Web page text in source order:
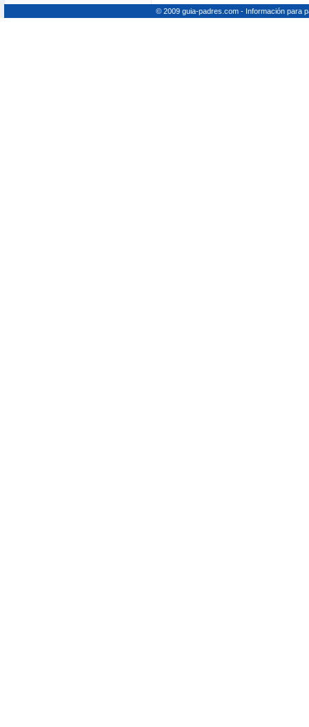
© 2009 guia-padres.com - Información para